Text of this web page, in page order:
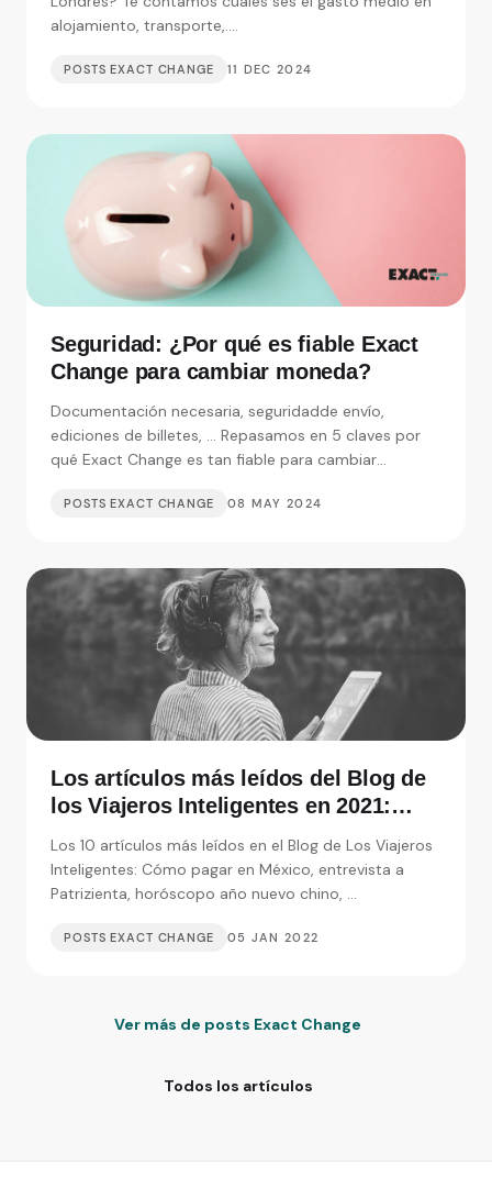
alojamiento, transporte,....
POSTS EXACT CHANGE 11 DEC 2024
Seguridad: ¿Por qué es fiable Exact
Change para cambiar moneda?
Documentación necesaria, seguridadde envío,
ediciones de billetes, ... Repasamos en 5 claves por
qué Exact Change es tan fiable para cambiar
POSTS EXACT CHANGE 08 MAY 2024
Los artículos más leídos del Blog de
los Viajeros Inteligentes en 2021:
extranjeras
Los 10 artículos más leídos en el Blog de Los Viajeros
Inteligentes: Cómo pagar en México, entrevista a
Patrizienta, horóscopo año nuevo chino, ...
POSTS EXACT CHANGE 05 JAN 2022
Ver más de posts Exact Change
Todos los artículos